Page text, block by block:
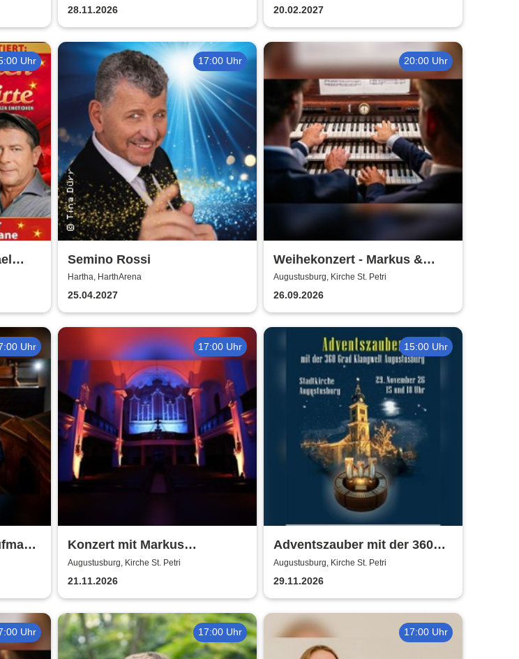
28.11.2026 20.02.2027
Uhr 17:00 Uhr
Semino Rossi
Hartha, HarthArena
25.04.2027
20:00 Uhr
Weihekonzert - Markus &
Pascal Kaufmann
Augustusburg, Kirche St. Petri
26.09.2026
Uhr 17:00 Uhr
Konzert mit Markus
Kaufmann - Bilder einer
Ausstellung
Augustusburg, Kirche St. Petri
21.11.2026
15:00 Uhr
Adventszauber mit der 360
Grad Klangwelt |
Weihnachtskonzert mit der
360-Grad-Orgel
Augustusburg, Kirche St. Petri
29.11.2026
Uhr 17:00 Uhr 17:00 Uhr